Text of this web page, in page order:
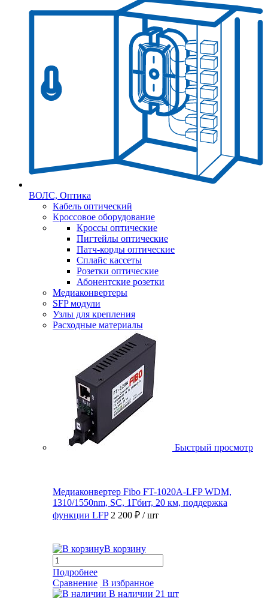
ВОЛС, Оптика
Кабель оптический
Кроссовое оборудование
Кроссы оптические
Пигтейлы оптические
Патч-корды оптические
Сплайс кассеты
Розетки оптические
Абонентские розетки
Медиаконвертеры
SFP модули
Узлы для крепления
Расходные материалы
Быстрый просмотр
Медиаконвертер Fibo FT-1020A-LFP WDM,
1310/1550nm, SC, 1Гбит, 20 км, поддержка
функции LFP 2 200 ₽ / шт
В корзину
Подробнее
Сравнение В избранное
В наличии 21 шт